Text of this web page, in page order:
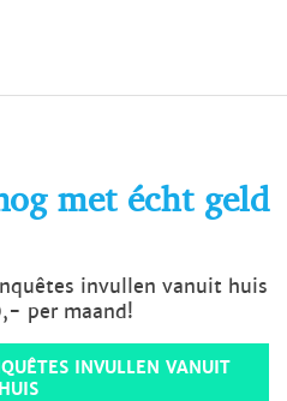
met écht geld
invullen vanuit huis
per maand!
INVULLEN VANUIT
HUIS